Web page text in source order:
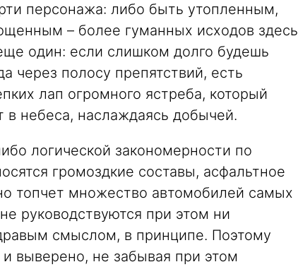
персонажа: либо быть утопленным,
– более гуманных исходов здесь
один: если слишком долго будешь
через полосу препятствий, есть
лап огромного ястреба, который
в небеса, наслаждаясь добычей.
логической закономерности по
громоздкие составы, асфальтное
топчет множество автомобилей самых
руководствуются при этом ни
смыслом, в принципе. Поэтому
выверено, не забывая при этом